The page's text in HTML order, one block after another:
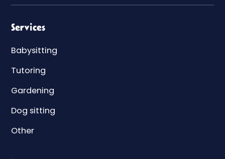
Services
Babysitting
Tutoring
Gardening
Dog sitting
Other